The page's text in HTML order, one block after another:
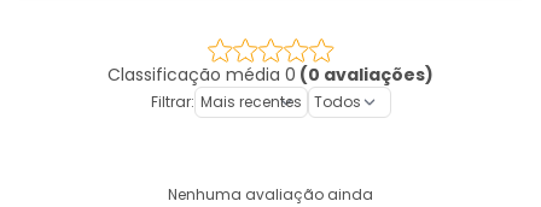
Classificação média 0 (0 avaliações)
Filtrar:
Nenhuma avaliação ainda